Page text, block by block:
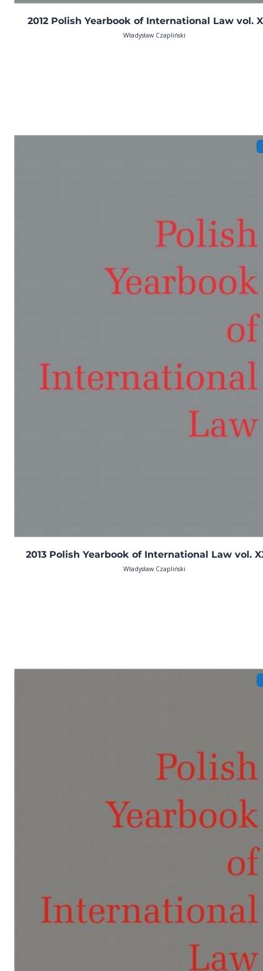
2012 Polish Yearbook of International Law vol.
Władysław Czapliński
2013 Polish Yearbook of International Law vol.
Władysław Czapliński